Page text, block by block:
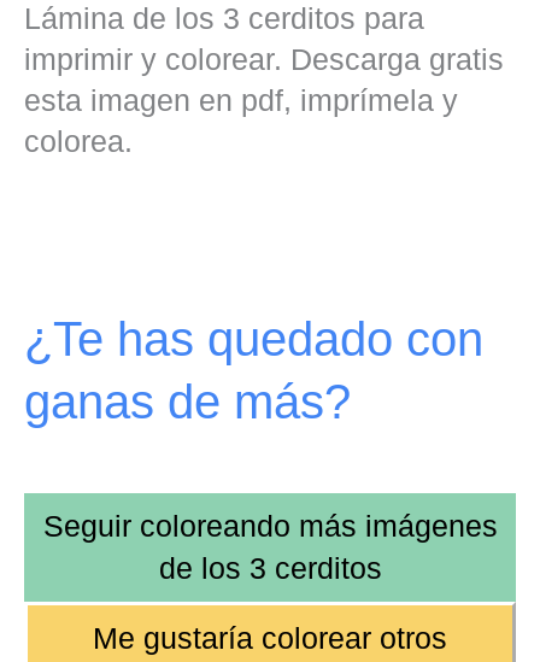
Lámina de los 3 cerditos para
imprimir y colorear. Descarga gratis
esta imagen en pdf, imprímela y
colorea.
¿Te has quedado con
ganas de más?
Seguir coloreando más imágenes
de los 3 cerditos
Me gustaría colorear otros